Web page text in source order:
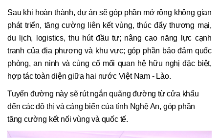
Sau khi hoàn thành, dự án sẽ góp phần mở rộng không gian
phát triển, tăng cường liên kết vùng, thúc đẩy thương mại,
du lịch, logistics, thu hút đầu tư; nâng cao năng lực cạnh
tranh của địa phương và khu vực; góp phần bảo đảm quốc
phòng, an ninh và củng cố mối quan hệ hữu nghị đặc biệt,
hợp tác toàn diện giữa hai nước Việt Nam - Lào.
Tuyến đường này sẽ rút ngắn quãng đường từ cửa khẩu
đến các đô thị và cảng biển của tỉnh Nghệ An, góp phần
tăng cường kết nối vùng và quốc tế.